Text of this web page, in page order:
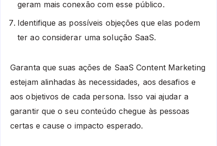
geram mais conexão com esse público.
Identifique as possíveis objeções que elas podem
ter ao considerar uma solução SaaS.
Garanta que suas ações de SaaS Content Marketing
estejam alinhadas às necessidades, aos desafios e
aos objetivos de cada persona. Isso vai ajudar a
garantir que o seu conteúdo chegue às pessoas
certas e cause o impacto esperado.